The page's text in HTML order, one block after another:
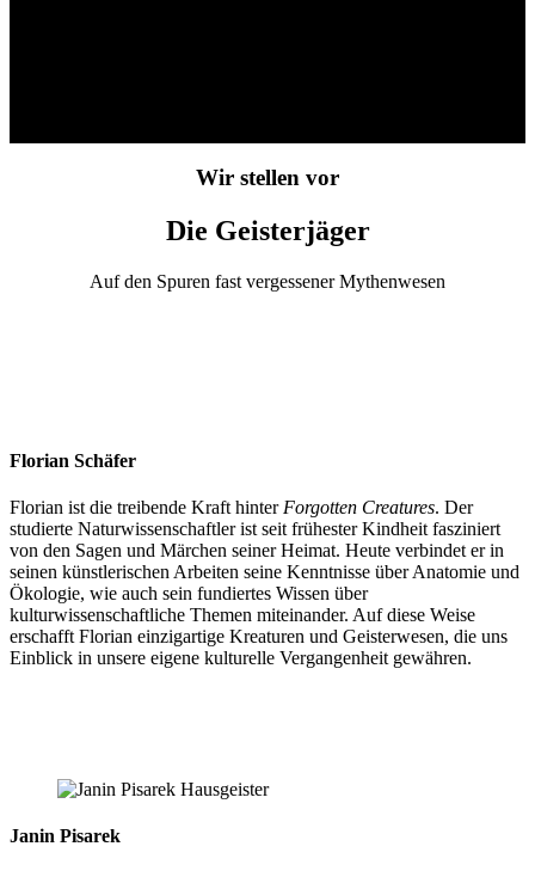
Wir stellen vor
Die Geisterjäger
Auf den Spuren fast vergessener Mythenwesen
Florian Schäfer
Florian ist die treibende Kraft hinter Forgotten Creatures. Der
studierte Naturwissenschaftler ist seit frühester Kindheit fasziniert
von den Sagen und Märchen seiner Heimat. Heute verbindet er in
seinen künstlerischen Arbeiten seine Kenntnisse über Anatomie und
Ökologie, wie auch sein fundiertes Wissen über
kulturwissenschaftliche Themen miteinander. Auf diese Weise
erschafft Florian einzigartige Kreaturen und Geisterwesen, die uns
Einblick in unsere eigene kulturelle Vergangenheit gewähren.
Janin Pisarek